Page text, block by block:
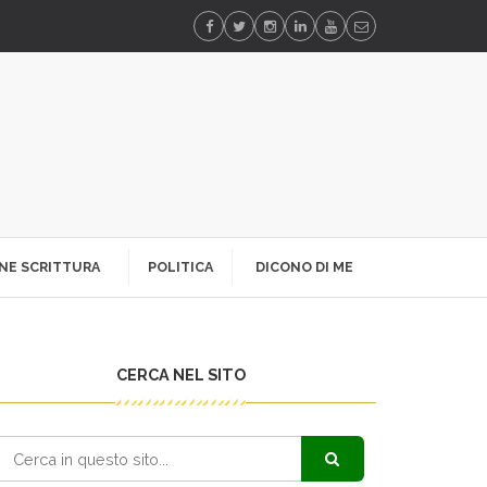
SCRITTURA POLITICA DICONO DI ME
CERCA NEL SITO